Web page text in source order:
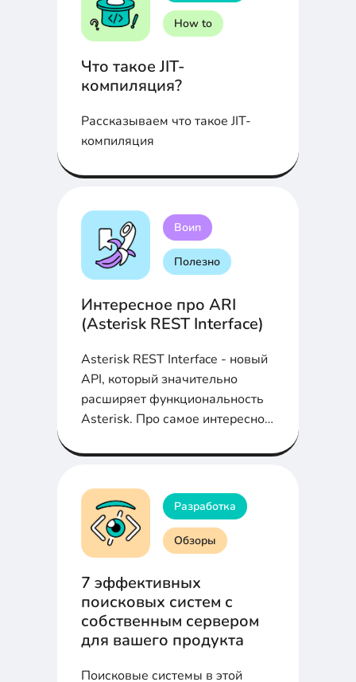
How to
Что такое JIT-
компиляция?
Рассказываем что такое JIT-
компиляция
Воип
Полезно
Интересное про ARI
(Asterisk REST Interface)
Asterisk REST Interface - новый
API, который значительно
расширяет функциональность
Asterisk. Про самое интересное
Разработка
Обзоры
7 эффективных
поисковых систем с
собственным сервером
для вашего продукта
Поисковые системы в этой